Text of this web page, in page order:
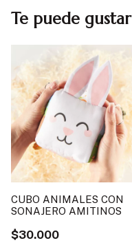
Te puede gustar
CUBO ANIMALES CON
SONAJERO AMITINOS
$30.000